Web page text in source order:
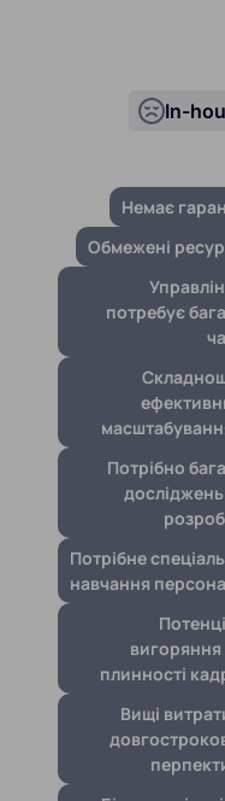
In-
Немає
Обмежені
потребує
Потрібно
досліджень
Потрібне
навчання
вигоряння
плинності
Вищі